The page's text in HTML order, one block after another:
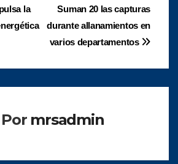
Suman 20 las capturas
durante allanamientos en
varios departamentos
la
Por mrsadmin